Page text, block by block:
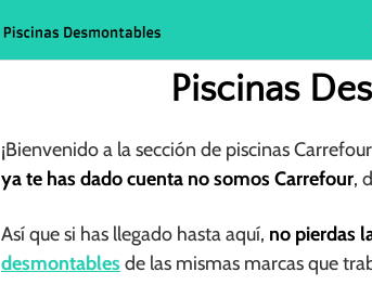
Piscinas
¡Bienvenido a la sección de piscinas
ya te has dado cuenta no somos Carrefour,
Así que si has llegado hasta aquí, no pierdas
desmontables de las mismas marcas que